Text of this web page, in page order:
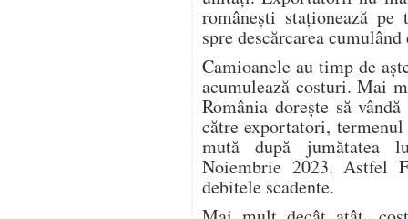
românești staționează
spre descărcarea
Camioanele au timp de
acumulează costuri. Mai
România dorește să
către exportatori,
mută după jumătatea
Noiembrie 2023. Astfel
debitele scadente.